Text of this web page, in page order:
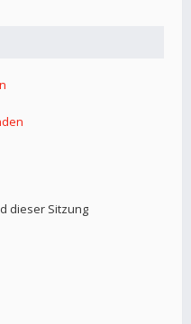
dieser Sitzung